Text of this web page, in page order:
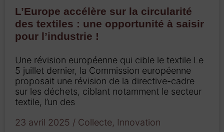
L’Europe accélère sur la circularité
des textiles : une opportunité à saisir
pour l’industrie !
Une révision européenne qui cible le textile Le
5 juillet dernier, la Commission européenne
proposait une révision de la directive-cadre
sur les déchets, ciblant notamment le secteur
textile, l’un des
23 avril 2025 / Collecte, Innovation